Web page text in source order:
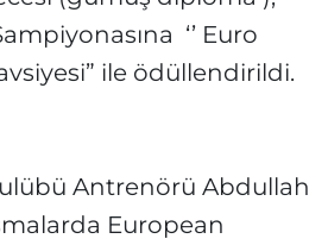
‘’ Euro
ile ödüllendirildi.
Antrenörü Abdullah
European